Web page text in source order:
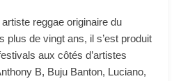
reggae originaire du
plus de vingt ans, il s’est produit
aux côtés d’artistes
B, Buju Banton, Luciano,